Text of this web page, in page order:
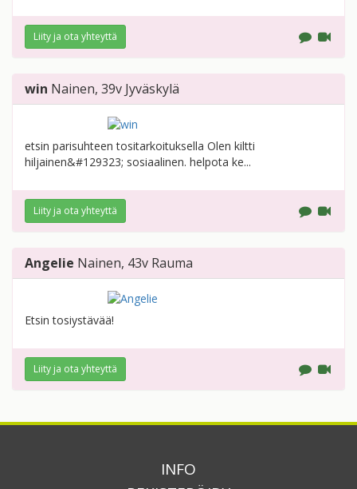
Liity ja ota yhteyttä
win Nainen, 39v Jyväskylä
etsin parisuhteen tositarkoituksella Olen kiltti
hiljainen&#129323; sosiaalinen. helpota ke...
Liity ja ota yhteyttä
Angelie Nainen, 43v Rauma
Etsin tosiystävää!
Liity ja ota yhteyttä
INFO